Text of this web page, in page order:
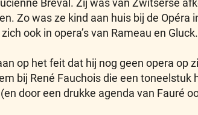
Bréval. Zij was van Zwitserse
Zo was ze kind aan huis bij de Opéra
ook in opera’s van Rameau en Gluck.
op het feit dat hij nog geen opera op
bij René Fauchois die een toneelstuk
door een drukke agenda van Fauré